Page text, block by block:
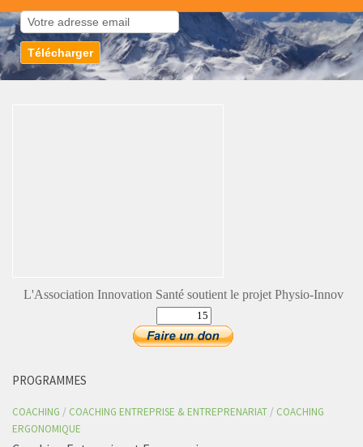
L'Association Innovation Santé soutient le projet Physio-Innov
PROGRAMMES
COACHING / COACHING ENTREPRISE & ENTREPRENARIAT / COACHING
ERGONOMIQUE